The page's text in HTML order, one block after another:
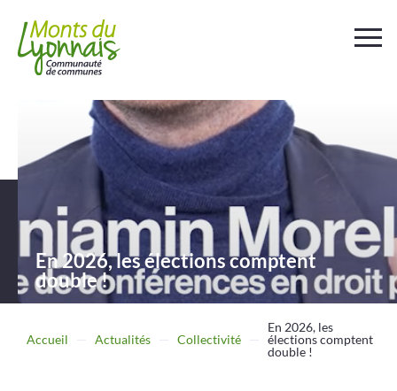
En 2026, les élections comptent
double !
Accueil Actualités Collectivité
En 2026, les
élections comptent
double !
collectivité
Déchets etassainissement
TravaillerEntreprendre